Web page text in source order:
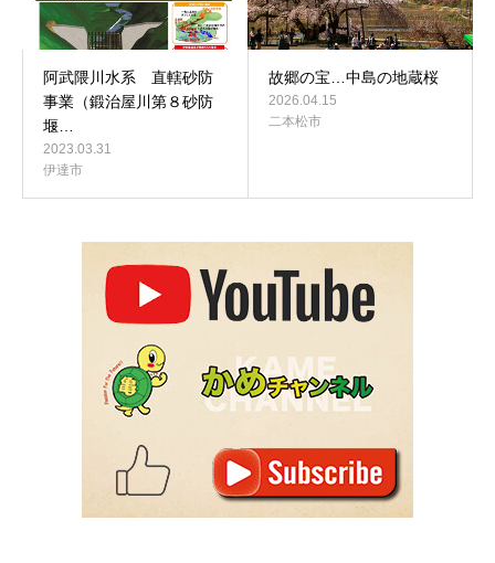
阿武隈川水系 直轄砂防
事業（鍛治屋川第８砂防
堰…
2023.03.31
伊達市
故郷の宝…中島の地蔵桜
2026.04.15
二本松市